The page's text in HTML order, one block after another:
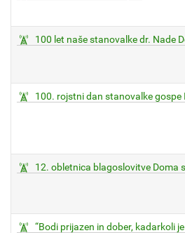
100 let naše stanovalke dr. Nade
100. rojstni dan stanovalke gospe
12. obletnica blagoslovitve Doma
“Bodi prijazen in dober, kadarkoli